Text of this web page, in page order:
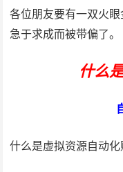
各位朋友要有一双火
急于求成而被带偏了。
什么
什么是虚拟资源自动化